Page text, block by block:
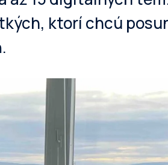
ktorí chcú